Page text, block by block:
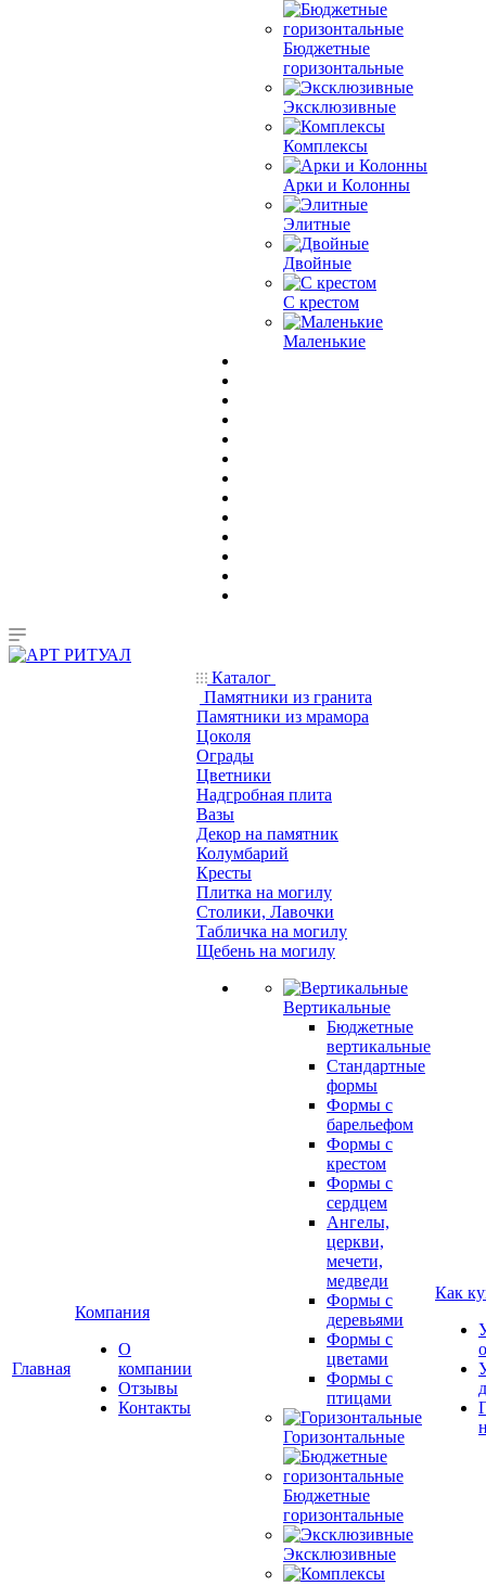
Бюджетные
горизонтальные
Эксклюзивные
Комплексы
Арки и Колонны
Элитные
Двойные
С крестом
Маленькие
Главная
Компания
О
компании
Отзывы
Контакты
Каталог
Памятники из гранита
Памятники из мрамора
Цоколя
Ограды
Цветники
Надгробная плита
Вазы
Декор на памятник
Колумбарий
Кресты
Плитка на могилу
Столики, Лавочки
Табличка на могилу
Щебень на могилу
Вертикальные
Бюджетные
вертикальные
Стандартные
формы
Формы с
барельефом
Формы с
крестом
Формы с
сердцем
Ангелы,
церкви,
мечети,
медведи
Формы с
деревьями
Формы с
цветами
Формы с
птицами
Горизонтальные
Бюджетные
горизонтальные
Эксклюзивные
Как